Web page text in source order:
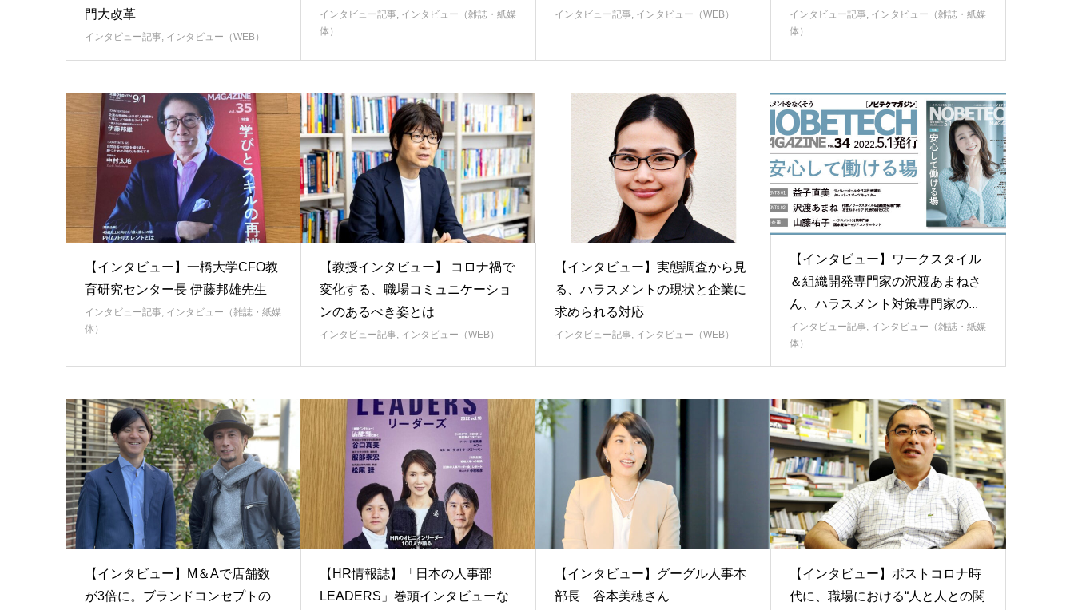
門大改革
インタビュー記事, インタビュー（WEB）
インタビュー記事, インタビュー（雑誌・紙媒
体）
インタビュー記事, インタビュー（WEB） インタビュー記事, インタビュー（雑誌・紙媒
体）
【インタビュー】一橋大学CFO教
育研究センター長 伊藤邦雄先生
インタビュー記事, インタビュー（雑誌・紙媒
体）
【教授インタビュー】 コロナ禍で
変化する、職場コミュニケーショ
ンのあるべき姿とは
インタビュー記事, インタビュー（WEB）
【インタビュー】実態調査から見
る、ハラスメントの現状と企業に
求められる対応
インタビュー記事, インタビュー（WEB）
【インタビュー】ワークスタイル
＆組織開発専門家の沢渡あまねさ
ん、ハラスメント対策専門家の...
インタビュー記事, インタビュー（雑誌・紙媒
体）
【インタビュー】M＆Aで店舗数
が3倍に。ブランドコンセプトの
【HR情報誌】「日本の人事部
LEADERS」巻頭インタビューな
【インタビュー】グーグル人事本
部長 谷本美穂さん
【インタビュー】ポストコロナ時
代に、職場における“人と人との関